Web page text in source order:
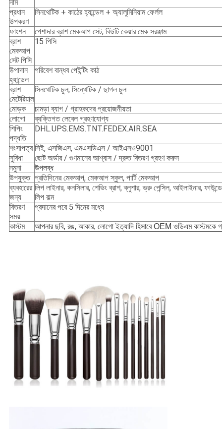
নাম
প্রধান
উপকরণ
সিনথেটিক + কাঠের হ্যান্ডেল + অ্যালুমিনিয়াম ফের্লল
ফাংশন
পেশাদার ব্রাশ মেকআপ সেট, বিউটি কেয়ার মেক সরঞ্জাম
ব্রাশ
মেকআপ
সেট পিসি
15 পিসি
উপাদান
হ্যান্ডেল
পরিবেশ বান্ধব পেইন্টিং কাঠ
ব্রাশ
মেটেরিয়াল
সিনথেটিক চুল, সিন্থেটিক / ছাগল চুল
মোড়ক
চামড়া ব্যাগ / গ্রাহকদের প্রয়োজনীয়তা
লোগো
ব্যক্তিগত লেবেল গ্রহণযোগ্য
শিপিং
পদ্ধতি
DHL.UPS.EMS.TNT.FEDEX.AIR.SEA
শংসাপত্র সিই, এসজিএস, এমএসডিএস / আইএসও9001
সুবিধা
ছোট অর্ডার / গুণমানের আশ্বাস / দ্রুত বিতরণ গ্রহণ করুন
নমুনা
উপলব্ধ
উপযুক্ত প্রতিদিনের মেকআপ, মেকআপ স্কুল, পার্টি মেকআপ
ব্যবহারের
জন্য
লিপ লাইনার, কনসিলার, শেভিং ব্রাশ, ব্লুশার, ভ্রু পেন্সিল, আইলাইনার,
লিপ বাল্ম
বিতরণ
সময়
প্রদানের পরে 5 দিনের মধ্যে
কাস্টম আপনার ছবি, রঙ, আকার, লোগো ইত্যাদি হিসাবে OEM ওডিএম কাস্টমকে